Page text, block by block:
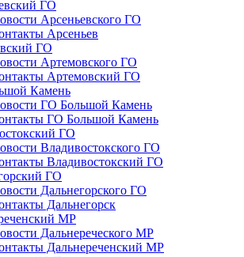
ГО
Арсеньевского ГО
Арсеньев
ГО
Артемовского ГО
Артемовский ГО
Камень
ГО Большой Камень
ГО Большой Камень
ГО
Владивостокского ГО
Владивостокский ГО
ГО
Дальнегорского ГО
Дальнегорск
МР
Дальнереческого МР
Дальнереченский МР